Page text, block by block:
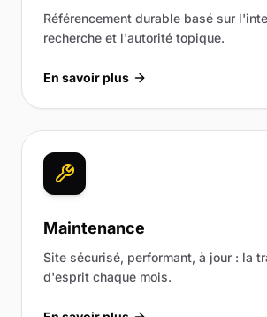
Référencement durable basé sur
recherche et l'autorité topique.
En savoir plus
Maintenance
Site sécurisé, performant, à jour : la
d'esprit chaque mois.